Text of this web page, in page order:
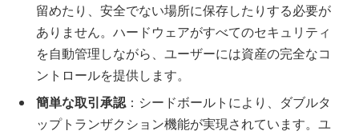
留めたり、安全でない場所に保存したりする必要が
ありません。ハードウェアがすべてのセキュリティ
を自動管理しながら、ユーザーには資産の完全なコ
ントロールを提供します。
簡単な取引承認：シードボールトにより、ダブルタ
ップトランザクション機能が実現されています。ユ